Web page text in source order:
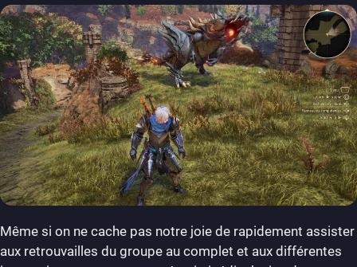
Même si on ne cache pas notre joie de rapidement assister
aux retrouvailles du groupe au complet et aux différentes